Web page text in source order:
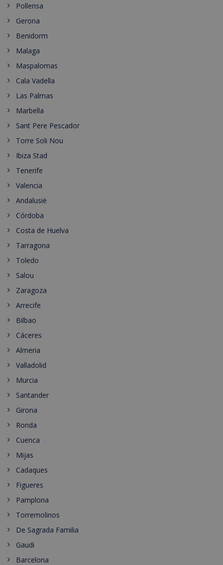
Pollensa
Gerona
Benidorm
Malaga
Maspalomas
Cala Vadella
Las Palmas
Marbella
Sant Pere Pescador
Torre Soli Nou
Ibiza Stad
Tenerife
Valencia
Andalusië
Córdoba
Costa de Huelva
Tarragona
Toledo
Salou
Zaragoza
Arrecife
Bilbao
Cáceres
Almeria
Valladolid
Murcia
Santander
Girona
Ronda
Cuenca
Mijas
Cadaques
Figueres
Pamplona
Torremolinos
De Sagrada Familia
Gaudi
Barcelona